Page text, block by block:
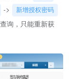
-> 新增授权密码
询，只能重新获